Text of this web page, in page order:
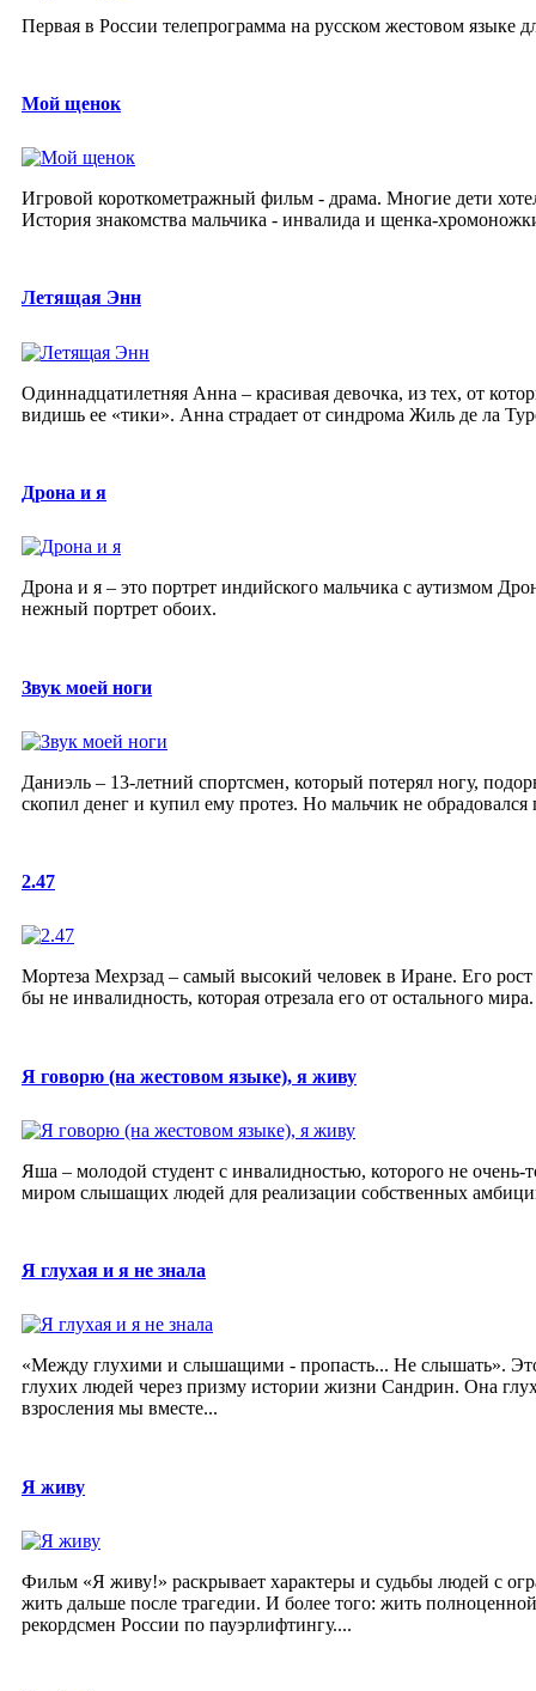
Первая в России телепрограмма на русском жестовом языке
Мой щенок
Игровой короткометражный фильм - драма. Многие дети
История знакомства мальчика - инвалида и щенка-
Летящая Энн
Одиннадцатилетняя Анна – красивая девочка, из тех, от
видишь ее «тики». Анна страдает от синдрома Жиль де ла
Дрона и я
Дрона и я – это портрет индийского мальчика с аутизмом
нежный портрет обоих.
Звук моей ноги
Даниэль – 13-летний спортсмен, который потерял ногу,
скопил денег и купил ему протез. Но мальчик не
2.47
Мортеза Мехрзад – самый высокий человек в Иране. Его
бы не инвалидность, которая отрезала его от остального
Я говорю (на жестовом языке), я живу
Яша – молодой студент с инвалидностью, которого не
миром слышащих людей для реализации собственных
Я глухая и я не знала
«Между глухими и слышащими - пропасть... Не слышать».
глухих людей через призму истории жизни Сандрин. Она
взросления мы вместе...
Я живу
Фильм «Я живу!» раскрывает характеры и судьбы людей с
жить дальше после трагедии. И более того: жить
рекордсмен России по пауэрлифтингу....